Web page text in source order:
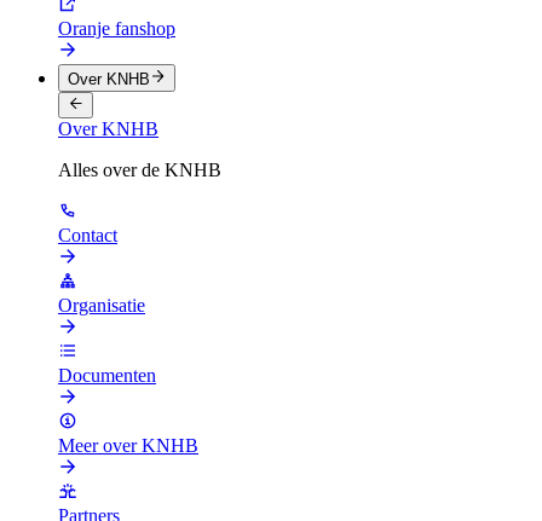
Oranje fanshop
Over KNHB
Over KNHB
Alles over de KNHB
Contact
Organisatie
Documenten
Meer over KNHB
Partners